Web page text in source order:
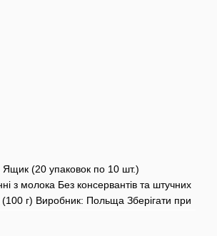
(20 упаковок по 10 шт.)
з молока Без консервантів та штучних
г) Виробник: Польща Зберігати при